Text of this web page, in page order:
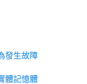
發生故障
體記憶體